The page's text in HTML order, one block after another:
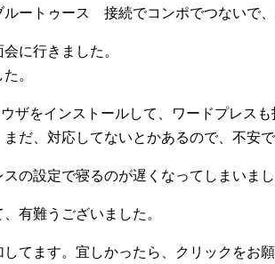
ートゥース 接続でコンポでつないで、
に行きました。
。
ザをインストールして、ワードプレスも
だ、対応してないとかあるので、不安で
の設定で寝るのが遅くなってしまいまし
有難うございました。
てます。宜しかったら、クリックをお願